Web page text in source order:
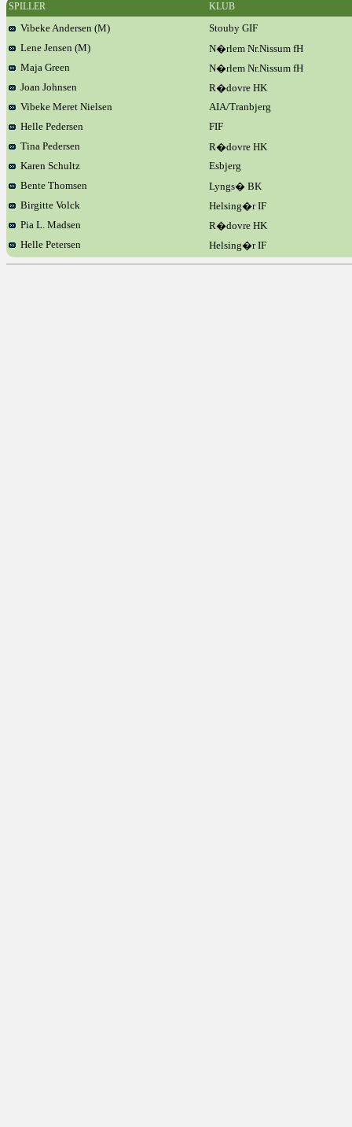
SPILLER KLUB
Vibeke Andersen (M)
Stouby GIF
Lene Jensen (M)
N�rlem Nr.Nissum fH
Maja Green
N�rlem Nr.Nissum fH
Joan Johnsen
R�dovre HK
Vibeke Meret Nielsen
AIA/Tranbjerg
Helle Pedersen
FIF
Tina Pedersen
R�dovre HK
Karen Schultz
Esbjerg
Bente Thomsen
Lyngs� BK
Birgitte Volck
Helsing�r IF
Pia L. Madsen
R�dovre HK
Helle Petersen
Helsing�r IF